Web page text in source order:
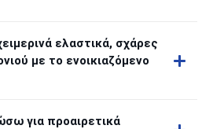
ελαστικά, σχάρες
με το ενοικιαζόμενο
για προαιρετικά